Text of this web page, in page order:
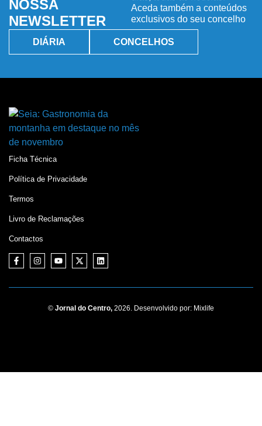
NOSSA
NEWSLETTER
Aceda também a conteúdos
exclusivos do seu concelho
DIÁRIA CONCELHOS
Ficha Técnica
Política de Privacidade
Termos
Livro de Reclamações
Contactos
© Jornal do Centro, 2026. Desenvolvido por: Mixlife